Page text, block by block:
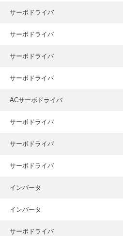
サーボドライバ
サーボドライバ
サーボドライバ
サーボドライバ
ACサーボドライバ
サーボドライバ
サーボドライバ
サーボドライバ
インバータ
インバータ
サーボドライバ